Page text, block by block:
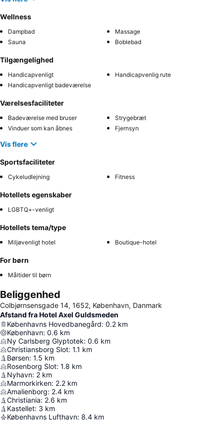
Wellness
Dampbad
Massage
Sauna
Boblebad
Tilgængelighed
Handicapvenligt
Handicapvenlig rute
Handicapvenligt badeværelse
Værelsesfaciliteter
Badeværelse med bruser
Strygebræt
Vinduer som kan åbnes
Fjernsyn
Vis flere
Sportsfaciliteter
Cykeludlejning Fitness
Hotellets egenskaber
LGBTQ+-venligt
Hotellets tema/type
Miljøvenligt hotel Boutique-hotel
For børn
Måltider til børn
Beliggenhed
Colbjørnsensgade 14, 1652, København, Danmark
Afstand fra Hotel Axel Guldsmeden
Københavns Hovedbanegård: 0.2 km
København: 0.6 km
Ny Carlsberg Glyptotek: 0.6 km
Christiansborg Slot: 1.1 km
Børsen: 1.5 km
Rosenborg Slot: 1.8 km
Nyhavn: 2 km
Marmorkirken: 2.2 km
Amalienborg: 2.4 km
Christiania: 2.6 km
Kastellet: 3 km
Københavns Lufthavn: 8.4 km